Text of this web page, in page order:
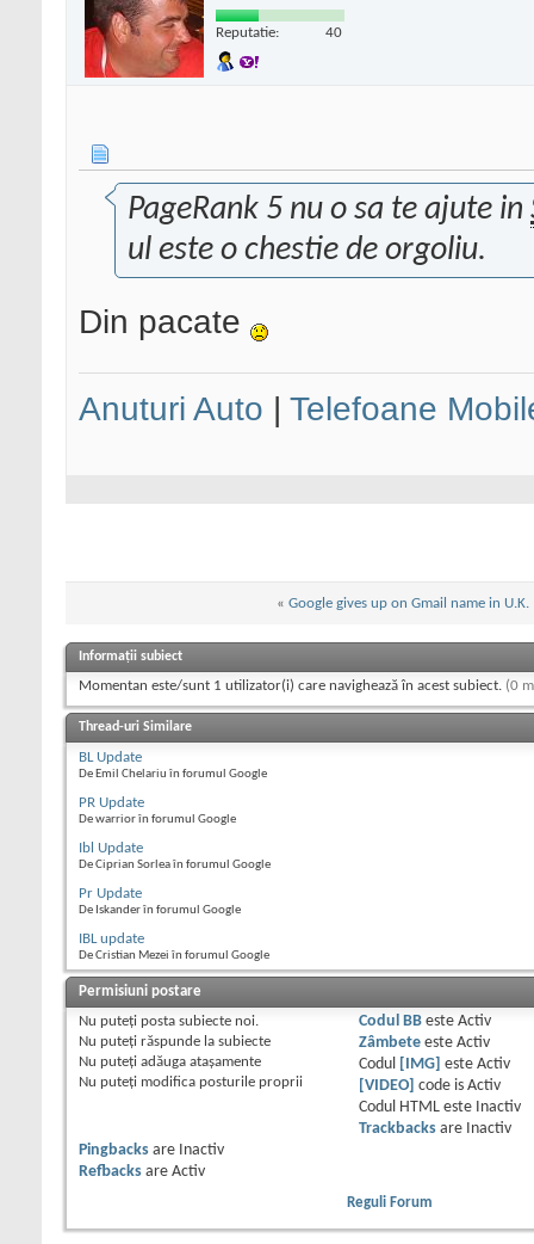
Reputatie: 40
PageRank 5 nu o sa te ajute in
ul este o chestie de orgoliu.
Din pacate
Anuturi Auto | Telefoane
« Google gives up on Gmail name in U.K.
Informații subiect
Momentan este/sunt 1 utilizator(i) care navighează în acest subiect. (0
Thread-uri Similare
BL Update
De Emil Chelariu în forumul Google
PR Update
De warrior în forumul Google
Ibl Update
De Ciprian Sorlea în forumul Google
Pr Update
De Iskander în forumul Google
IBL update
De Cristian Mezei în forumul Google
Permisiuni postare
Nu puteţi posta subiecte noi.
Nu puteţi răspunde la subiecte
Nu puteţi adăuga ataşamente
Nu puteţi modifica posturile proprii
Codul BBeste Activ
Zâmbeteeste Activ
Codul
[IMG] este Activ
[VIDEO] code is Activ
Codul HTML este
Inactiv
Trackbacksare
Inactiv
Pingbacks are
Inactiv
Refbacks are Activ
Reguli Forum